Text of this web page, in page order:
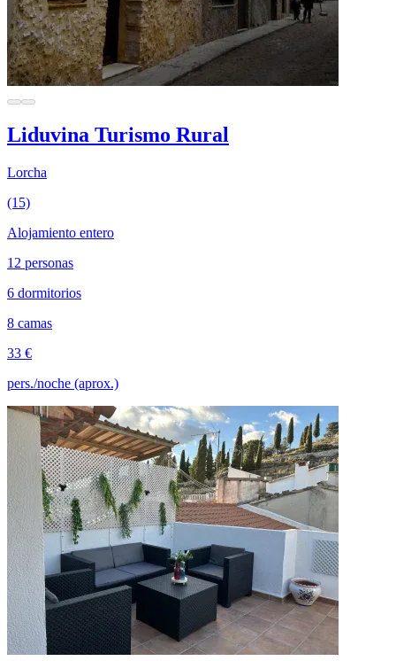
Liduvina Turismo Rural
Lorcha
(15)
Alojamiento entero
12 personas
6 dormitorios
8 camas
33 €
pers./noche (aprox.)